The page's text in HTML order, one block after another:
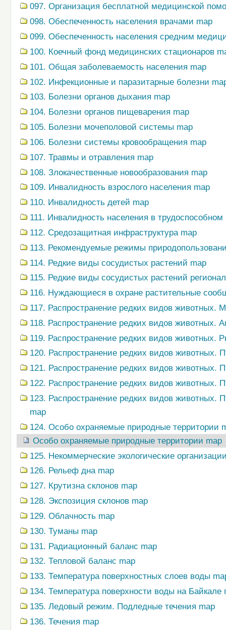
097. Организация бесплатной медицинской
098. Обеспеченность населения врачами map
099. Обеспеченность населения средним
100. Коечный фонд медицинских стационаров
101. Общая заболеваемость населения map
102. Инфекционные и паразитарные болезни
103. Болезни органов дыхания map
104. Болезни органов пищеварения map
105. Болезни мочеполовой системы map
106. Болезни системы кровообращения map
107. Травмы и отравления map
108. Злокачественные новообразования map
109. Инвалидность взрослого населения map
110. Инвалидность детей map
111. Инвалидность населения в трудоспособном
112. Средозащитная инфраструктура map
113. Рекомендуемые режимы
114. Редкие виды сосудистых растений map
115. Редкие виды сосудистых растений
116. Нуждающиеся в охране растительные
117. Распространение редких видов животных.
118. Распространение редких видов животных.
119. Распространение редких видов животных.
120. Распространение редких видов животных.
121. Распространение редких видов животных.
122. Распространение редких видов животных.
123. Распространение редких видов
map
124. Особо охраняемые природные территории
Особо охраняемые природные территории map
125. Некоммерческие экологические
126. Рельеф дна map
127. Крутизна склонов map
128. Экспозиция склонов map
129. Облачность map
130. Туманы map
131. Радиационный баланс map
132. Тепловой баланс map
133. Температура поверхностных слоев воды
134. Температура поверхности воды на
135. Ледовый режим. Подледные течения map
136. Течения map